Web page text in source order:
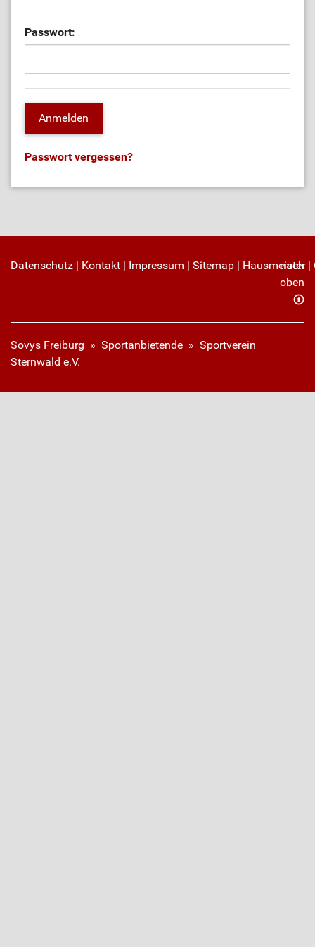
Passwort:
Passwort vergessen?
Datenschutz | Kontakt | Impressum | Sitemap | Hausmeister|
nach
oben
Sovys Freiburg » Sportanbietende » Sportverein
Sternwald e.V.